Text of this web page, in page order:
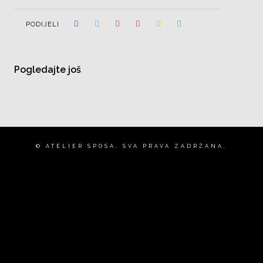
PODIJELI
Pogledajte još
© ATELIER SPOSA. SVA PRAVA ZADRŽANA.